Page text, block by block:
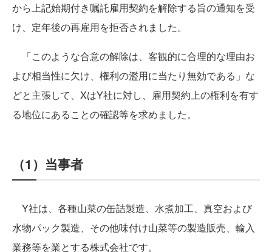
から上記始期付き嘱託雇用契約を解除する旨の通知を受
け、定年後の再雇用を拒否されました。
「このような合意の解除は、客観的に合理的な理由お
よび相当性に欠け、権利の濫用に当たり無効である」な
どと主張して、XはY社に対し、雇用契約上の権利を有す
る地位にあることの確認等を求めました。
（1）当事者
Y社は、各種山菜の缶詰製造、水煮加工、真空および
水物パック製造、その他味付け山菜等の製造販売、輸入
業務等を業とする株式会社です。